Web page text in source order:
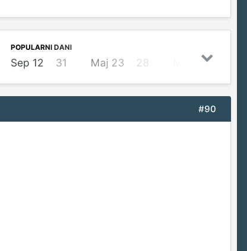
POPULARNI DANI
Sep 12 31 Maj 23 28 Maj 24
#90